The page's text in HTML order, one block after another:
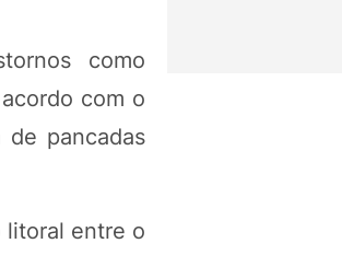
como
com o
pancadas
litoral entre o